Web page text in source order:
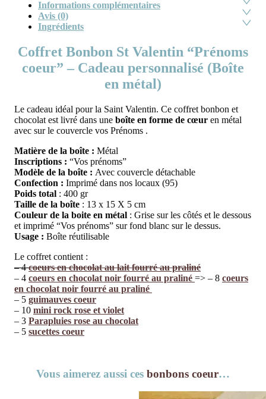
Informations complémentaires
Avis (0)
Ingrédients
Coffret Bonbon St Valentin “Prénoms
coeur” – Cadeau personnalisé (Boîte
en métal)
Le cadeau idéal pour la Saint Valentin. Ce coffret bonbon et
chocolat est livré dans une boîte en forme de cœur en métal
avec sur le couvercle vos Prénoms .
Matière de la boîte : Métal
Inscriptions : “Vos prénoms”
Modèle de la boîte : Avec couvercle détachable
Confection : Imprimé dans nos locaux (95)
Poids total : 400 gr
Taille de la boîte : 13 x 15 X 5 cm
Couleur de la boite en métal : Grise sur les côtés et le dessous
et imprimé “Vos prénoms” sur fond blanc sur le dessus.
Usage : Boîte réutilisable
Le coffret contient :
– 4coeurs en chocolat au lait fourré au praliné
– 4 coeurs en chocolat noir fourré au praliné => – 8 coeurs
en chocolat noir fourré au praliné
– 5 guimauves coeur
– 10 mini rock rose et violet
– 3 Parapluies rose au chocolat
– 5 sucettes coeur
Vous aimerez aussi ces bonbons coeur…